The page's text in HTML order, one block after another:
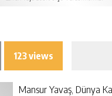
123 views
Mansur Yavaş, Dünya